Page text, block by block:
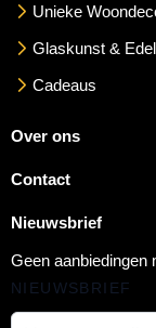
Unieke
Glaskunst &
Cadeaus
Over ons
Contact
Nieuwsbrief
Geen aanbiedingen
NIEUWSBRIEF